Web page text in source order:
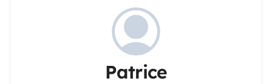
Patrice